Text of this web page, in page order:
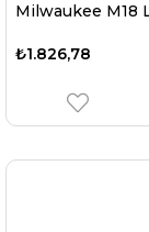
₺1.826,78